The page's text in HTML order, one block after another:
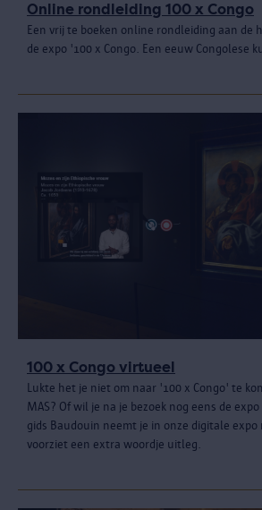
Online rondleiding 100 x Congo
Een vrij te boeken online rondleiding aan de
de expo '100 x Congo. Een eeuw Congolese
100 x Congo virtueel
Lukte het je niet om naar '100 x Congo' te
MAS? Of wil je na je bezoek nog eens de
gids Baudouin neemt je in onze digitale expo
voorziet een extra woordje uitleg.